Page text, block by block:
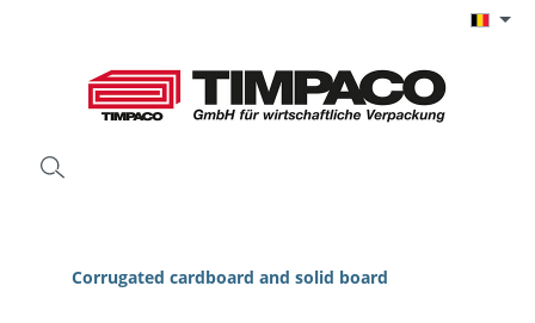
Corrugated cardboard and solid board